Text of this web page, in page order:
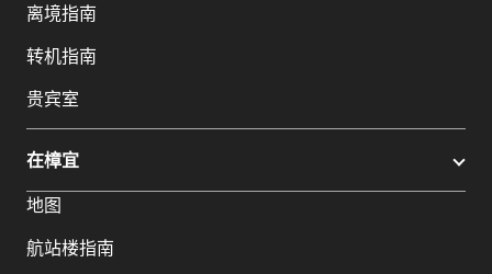
选
择
言:
离境指南
转机指南
贵宾室
在樟宜
地图
航站楼指南